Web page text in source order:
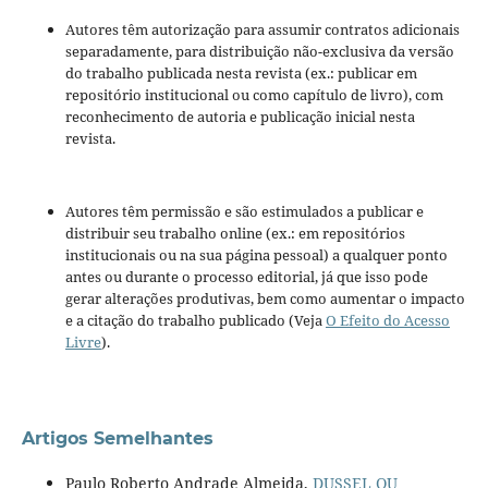
Autores têm autorização para assumir contratos adicionais
separadamente, para distribuição não-exclusiva da versão
do trabalho publicada nesta revista (ex.: publicar em
repositório institucional ou como capítulo de livro), com
reconhecimento de autoria e publicação inicial nesta
revista.
Autores têm permissão e são estimulados a publicar e
distribuir seu trabalho online (ex.: em repositórios
institucionais ou na sua página pessoal) a qualquer ponto
antes ou durante o processo editorial, já que isso pode
gerar alterações produtivas, bem como aumentar o impacto
e a citação do trabalho publicado (Veja O Efeito do Acesso
Livre).
Artigos Semelhantes
Paulo Roberto Andrade Almeida, DUSSEL OU